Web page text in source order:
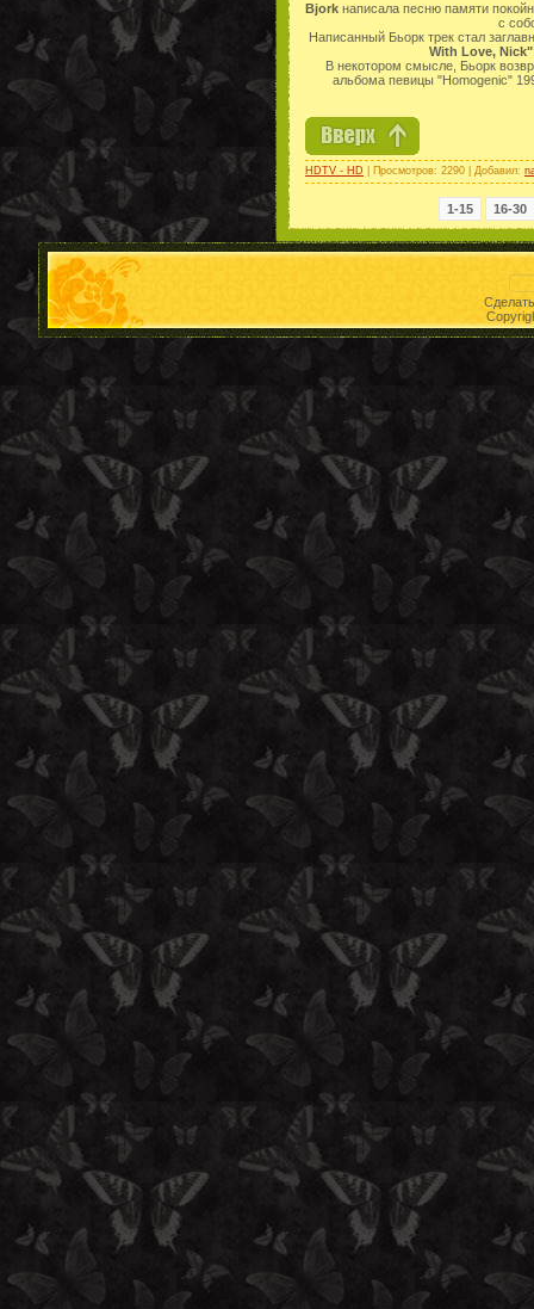
Bjork написала песню памяти
с
Написанный Бьорк трек стал
With Love, Nick"
В некотором смысле, Бьорк
альбома певицы "Homogenic"
HDTV - HD | Просмотров: 2290 | Добавил:
1-15 16-30